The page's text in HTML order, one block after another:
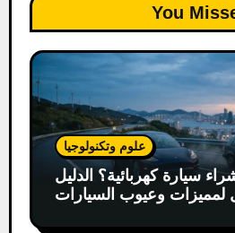
You
علوم وتكنولوجيا
سيارة كهربائية؟ الدليل
لمميزات وعيوب السيارات